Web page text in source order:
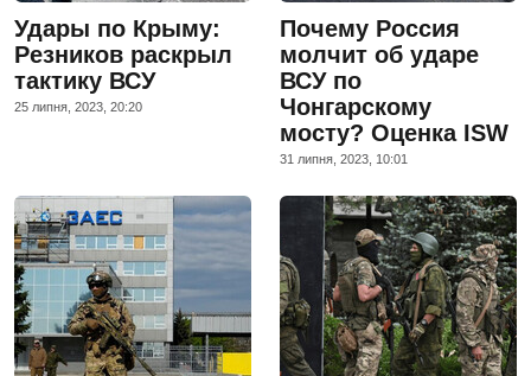
Удары по Крыму:
Резников раскрыл
тактику ВСУ
25 липня, 2023, 20:20
Почему Россия
молчит об ударе
ВСУ по
Чонгарскому
мосту? Оценка ISW
31 липня, 2023, 10:01